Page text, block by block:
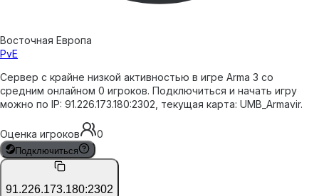
Восточная Европа
PvE
Сервер с крайне низкой активностью в игре Arma 3 со
средним онлайном 0 игроков. Подключиться и начать игру
можно по IP: 91.226.173.180:2302, текущая карта: UMB_Armavir.
Оценка игроков 0
Подключиться
91.226.173.180:2302